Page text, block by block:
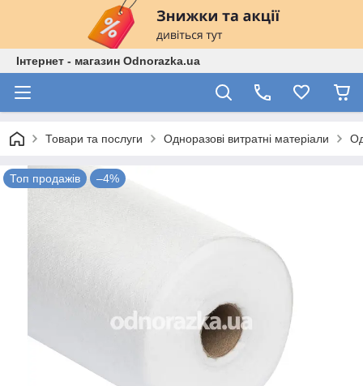
Інтернет - магазин Odnorazka.ua
Товари та послуги Одноразові витратні матеріали
Топ продажів –4%